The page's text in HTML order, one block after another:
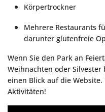
Körpertrockner
Mehrere Restaurants
darunter glutenfreie
Wenn Sie den Park an
Weihnachten oder
einen Blick auf die
Aktivitäten!